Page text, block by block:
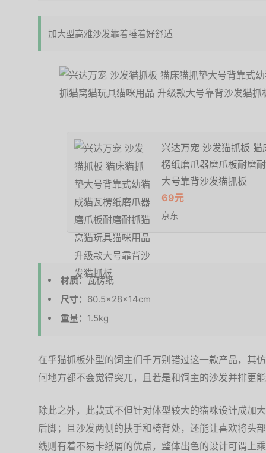
加大型高雅沙发靠着睡着好舒适
兴达万宠 沙发猫抓板
楞纸磨爪器磨爪板耐磨
大号靠背沙发猫抓板
69元
京东
材质：瓦楞纸
尺寸： 60.5×28×14cm
重量： 1.5kg
在乎猫抓板外型的饲主们千万别错过这一款产品，其
何地方都不会觉得突兀，且若是和饲主的沙发并排更
除此之外，此款式不但针对体型较大的猫咪设计成加
后脚；且沙发两侧的扶手和椅背处，还能让喜欢将头
线则有着不易卡纸屑的优点，整体出色的设计可谓上